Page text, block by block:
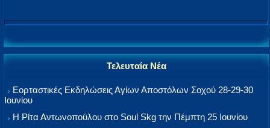
Τελευταία Νέα
Εορταστικές Εκδηλώσεις Αγίων Αποστόλων Σοχού 28-29-30
Ιουνίου
Η Ρίτα Αντωνοπούλου στο Soul Skg την Πέμπτη 25 Ιουνίου